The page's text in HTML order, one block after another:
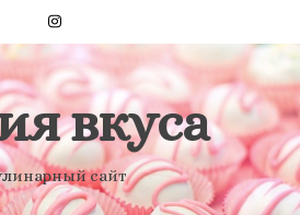
вкуса
сайт